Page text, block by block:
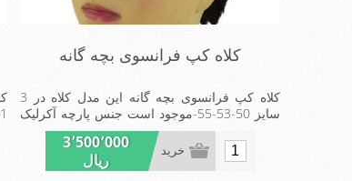
کلاه کپ فرانسوی بچه گانه
کلاه کپ فرانسوی بچه گانه این مدل کلاه در 3
سایز 50-53-55-موجود است جنس پارچه آکرلیک
است پارچه این مدل کلاه ضخیم مناسب زمستان
است زیبا و خوش فرم بسیار سبک و راحت
3٬500٬000
ریال
خرید